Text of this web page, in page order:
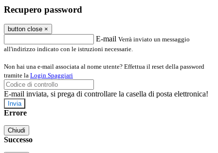
Recupero password
button close ×
E-mail Verrà inviato un messaggio
all'indirizzo indicato con le istruzioni necessarie.
Non hai una e-mail associata al nome utente? Effettua il reset della password
tramite la Login Spaggiari
E-mail inviata, si prega di controllare la casella di posta elettronica!
Errore
Chiudi
Successo